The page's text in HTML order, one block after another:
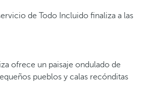
de Todo Incluido finaliza a las
ofrece un paisaje ondulado de
pueblos y calas recónditas